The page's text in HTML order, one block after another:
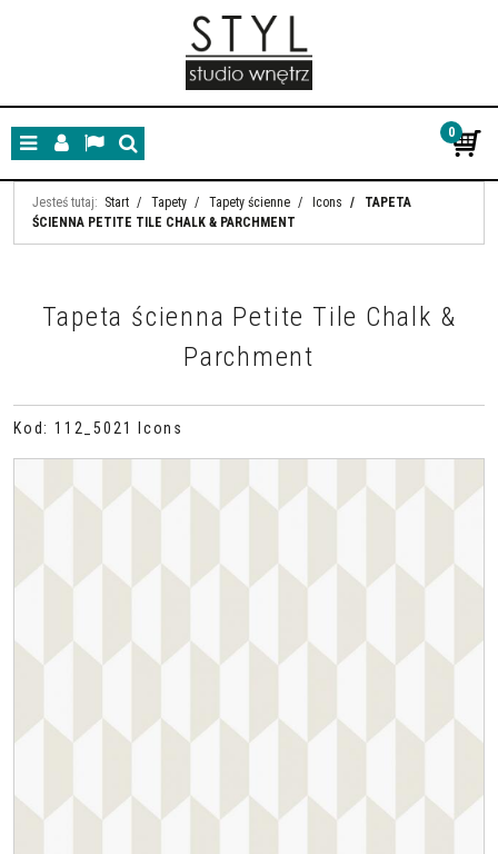
MenuPanelLangSzukaj
0
Jesteś tutaj: Start / Tapety / Tapety ścienne / Icons /
TAPETA
ŚCIENNA PETITE TILE CHALK & PARCHMENT
Tapeta ścienna Petite Tile Chalk &
Parchment
Kod : 112_5021 Icons